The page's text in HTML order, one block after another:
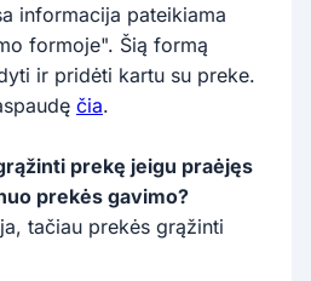
informacija pateikiama
formoje". Šią formą
ir pridėti kartu su preke.
čia.
prekę jeigu praėjęs
prekės gavimo?
tačiau prekės grąžinti